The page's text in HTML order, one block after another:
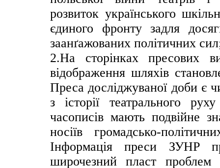
розвиток українського
єдиного фронту задля
заанґажованих політичних
2.На сторінках пресових
відображення шляхів
Преса досліджуваної доби є
з історії театрального
часописів мають подвійне
носіїв громадсько-
Інформація преси ЗУНР
широчезний пласт проблем